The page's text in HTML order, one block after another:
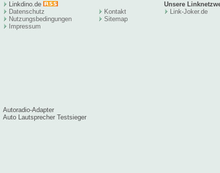
Linkdino.de
Unsere
Datenschutz
Nutzungsbedingungen
Impressum
Kontakt
Sitemap
Link-Joker.de
Autoradio-Adapter
Auto Lautsprecher Testsieger